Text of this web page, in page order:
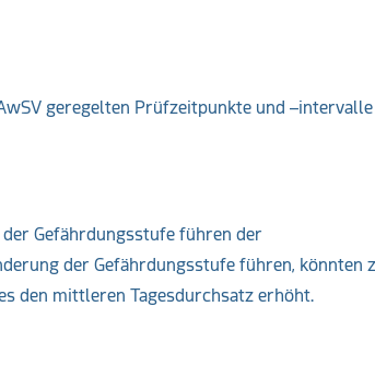
geregelten Prüfzeitpunkte und
Gefährdungsstufe führen der
der Gefährdungsstufe führen, könnten
den mittleren Tagesdurchsatz erhöht.